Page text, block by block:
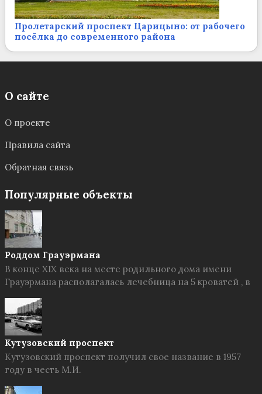
Пролетарский проспект Царицыно: от рабочего
посёлка до современного района
О сайте
О проекте
Правила сайта
Обратная связь
Популярные объекты
Роддом Грауэрмана
В конце XIX века на месте родильного дома имени
Грауэрмана располагалась лечебница на 5 кроватей , в
Кутузовский проспект
Кутузовский проспект получил свое название в 1957
году в честь М.И.